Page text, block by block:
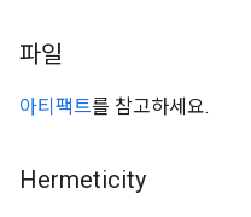
파일
아티팩트를 참고하세요.
Hermeticity